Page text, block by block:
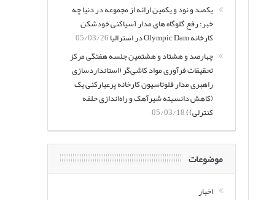
یکصد و نود و یکمین ارائه از مجموعه در دنیا چه
خبر: رفع گلوگاه های مدار آسیاکنی خودشکن
کارخانه Olympic Dam در استرالیا
05/03/26
چهارصد و هشتاد و هشتمین جلسه هفتگی مرکز
تحقیقات فرآوری مواد کاشی‌گر (استانداردسازی
راهبری مدار فلوتاسیون کارخانه پرعیارکنی یک
(کاهش دانسیته شیرآهک و راه‌اندازی حلقه
کنترلی))05/03/18
موضوعات
اخبار